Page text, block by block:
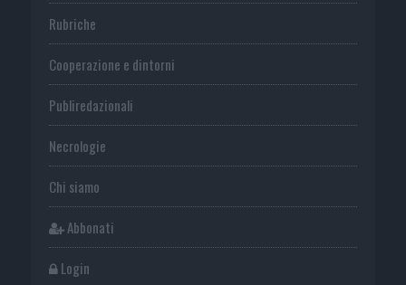
Rubriche
Cooperazione e dintorni
Publiredazionali
Necrologie
Chi siamo
Abbonati
Login